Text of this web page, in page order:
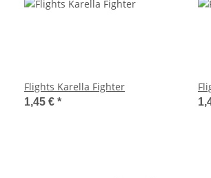
Flights Karella Fighter
1,45 € *